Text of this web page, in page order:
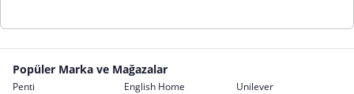
Popüler Marka ve Mağazalar
Penti English Home
Unilever